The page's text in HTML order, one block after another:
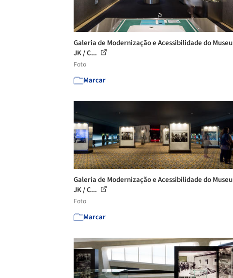
Galeria de Modernização e Acessibilidade do Museu
JK / C...
Foto
Marcar
Galeria de Modernização e Acessibilidade do Museu
JK / C...
Foto
Marcar